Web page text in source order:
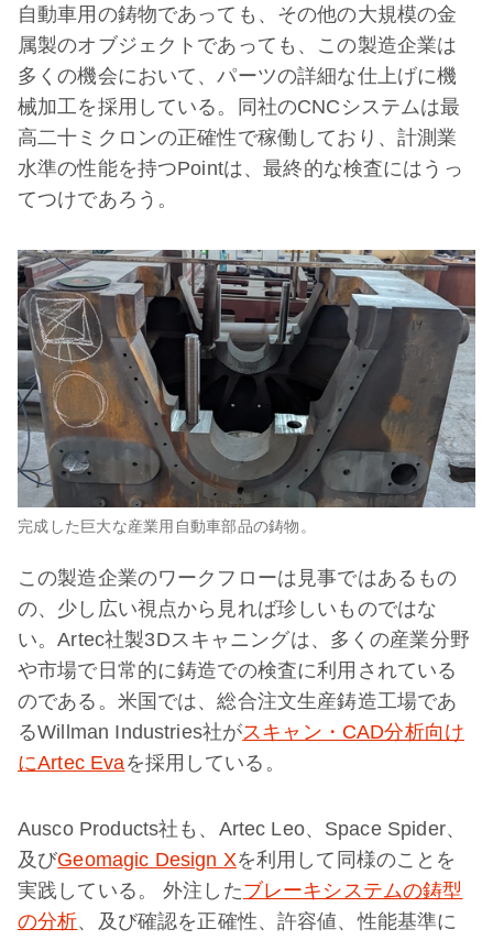
自動車用の鋳物であっても、その他の大規模の金
属製のオブジェクトであっても、この製造企業は
多くの機会において、パーツの詳細な仕上げに機
械加工を採用している。同社のCNCシステムは最
高二十ミクロンの正確性で稼働しており、計測業
水準の性能を持つPointは、最終的な検査にはうっ
てつけであろう。
完成した巨大な産業用自動車部品の鋳物。
この製造企業のワークフローは見事ではあるもの
の、少し広い視点から見れば珍しいものではな
い。Artec社製3Dスキャニングは、多くの産業分野
や市場で日常的に鋳造での検査に利用されている
のである。米国では、総合注文生産鋳造工場であ
るWillman Industries社がスキャン・CAD分析向け
にArtec Evaを採用している。
Ausco Products社も、Artec Leo、Space Spider、
及びGeomagic Design Xを利用して同様のことを
実践している。 外注したブレーキシステムの鋳型
の分析、及び確認を正確性、許容値、性能基準に